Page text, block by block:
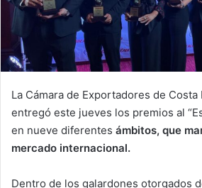
La Cámara de Exportadores de Costa
entregó este jueves los premios al
en nueve diferentes ámbitos, que
mercado internacional.
Dentro de los galardones otorgados